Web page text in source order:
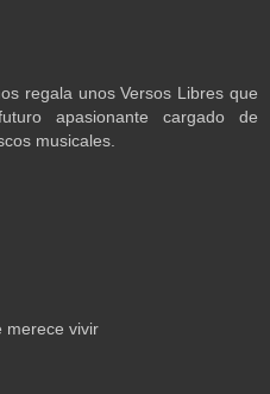
regala unos Versos Libres que
apasionante cargado de
musicales.
merece vivir